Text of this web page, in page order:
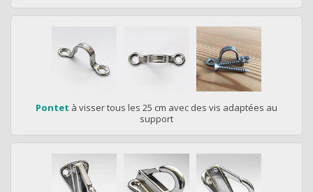
Pontet à visser tous les 25 cm avec des vis adaptées au
support